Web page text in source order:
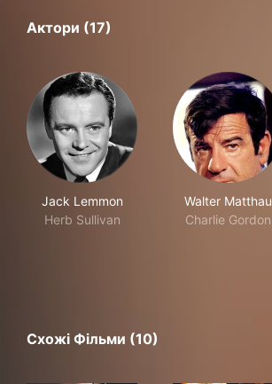
Актори (17)
Jack Lemmon
Herb Sullivan
Walter Matthau
Charlie Gordon
Схожі Фільми (10)